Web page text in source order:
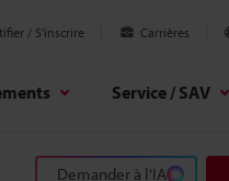
/ S’inscrire Carrières
Service / SAV
Demander à l'IA